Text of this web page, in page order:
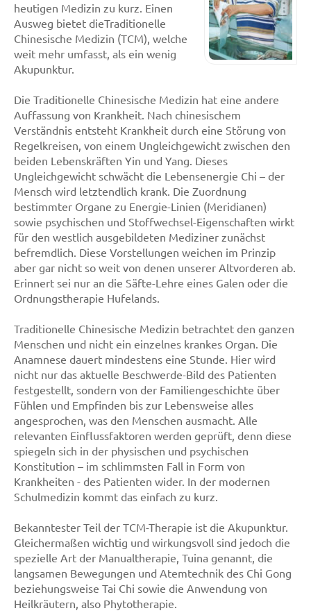
heutigen Medizin zu kurz. Einen
Ausweg bietet dieTraditionelle
Chinesische Medizin (TCM), welche
weit mehr umfasst, als ein wenig
Akupunktur.
Die Traditionelle Chinesische Medizin hat eine andere
Auffassung von Krankheit. Nach chinesischem
Verständnis entsteht Krankheit durch eine Störung von
Regelkreisen, von einem Ungleichgewicht zwischen den
beiden Lebenskräften Yin und Yang. Dieses
Ungleichgewicht schwächt die Lebensenergie Chi – der
Mensch wird letztendlich krank. Die Zuordnung
bestimmter Organe zu Energie-Linien (Meridianen)
sowie psychischen und Stoffwechsel-Eigenschaften wirkt
für den westlich ausgebildeten Mediziner zunächst
befremdlich. Diese Vorstellungen weichen im Prinzip
aber gar nicht so weit von denen unserer Altvorderen ab.
Erinnert sei nur an die Säfte-Lehre eines Galen oder die
Ordnungstherapie Hufelands.
Traditionelle Chinesische Medizin betrachtet den ganzen
Menschen und nicht ein einzelnes krankes Organ. Die
Anamnese dauert mindestens eine Stunde. Hier wird
nicht nur das aktuelle Beschwerde-Bild des Patienten
festgestellt, sondern von der Familiengeschichte über
Fühlen und Empfinden bis zur Lebensweise alles
angesprochen, was den Menschen ausmacht. Alle
relevanten Einflussfaktoren werden geprüft, denn diese
spiegeln sich in der physischen und psychischen
Konstitution – im schlimmsten Fall in Form von
Krankheiten - des Patienten wider. In der modernen
Schulmedizin kommt das einfach zu kurz.
Bekanntester Teil der TCM-Therapie ist die Akupunktur.
Gleichermaßen wichtig und wirkungsvoll sind jedoch die
spezielle Art der Manualtherapie, Tuina genannt, die
langsamen Bewegungen und Atemtechnik des Chi Gong
beziehungsweise Tai Chi sowie die Anwendung von
Heilkräutern, also Phytotherapie.